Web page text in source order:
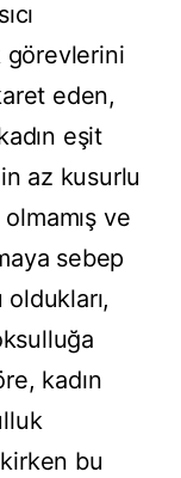
görevlerini
eden,
eşit
az kusurlu
ve
sebep
kadın
bu